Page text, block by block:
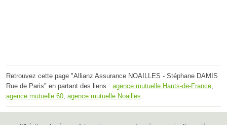
Retrouvez cette page "Allianz Assurance NOAILLES - Stéphane DAMIS
Rue de Paris" en partant des liens : agence mutuelle Hauts-de-France,
agence mutuelle 60, agence mutuelle Noailles.